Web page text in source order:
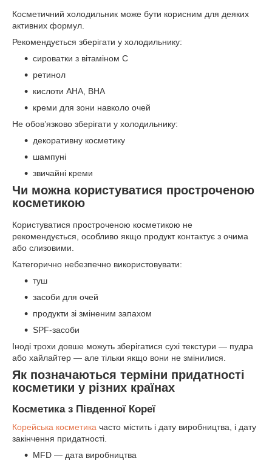
Косметичний холодильник може бути корисним для деяких
активних формул.
Рекомендується зберігати у холодильнику:
сироватки з вітаміном C
ретинол
кислоти AHA, BHA
креми для зони навколо очей
Не обов’язково зберігати у холодильнику:
декоративну косметику
шампуні
звичайні креми
Чи можна користуватися простроченою
косметикою
Користуватися простроченою косметикою не
рекомендується, особливо якщо продукт контактує з очима
або слизовими.
Категорично небезпечно використовувати:
туш
засоби для очей
продукти зі зміненим запахом
SPF-засоби
Іноді трохи довше можуть зберігатися сухі текстури — пудра
або хайлайтер — але тільки якщо вони не змінилися.
Як позначаються терміни придатності
косметики у різних країнах
Косметика з Південної Кореї
Корейська косметика часто містить і дату виробництва, і дату
закінчення придатності.
MFD — дата виробництва